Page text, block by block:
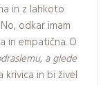
in z lahkoto
odkar imam
in empatična. O
a glede
krivica in bi živel